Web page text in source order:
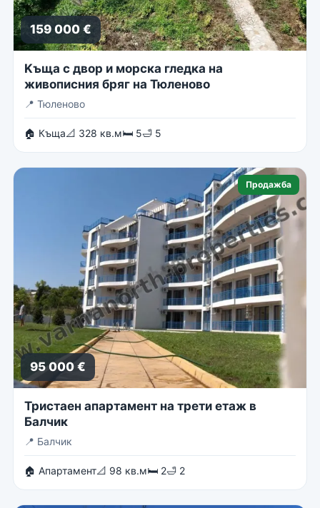
159 000 €
Kъща с двор и морска гледка на
живописния бряг на Тюленово
📍 Тюленово
🏠 Къща📐 328 кв.м🛏 5🛁 5
Продажба
95 000 €
Тристаен апартамент на трети етаж в
Балчик
📍 Балчик
🏠 Апартамент📐 98 кв.м🛏 2🛁 2